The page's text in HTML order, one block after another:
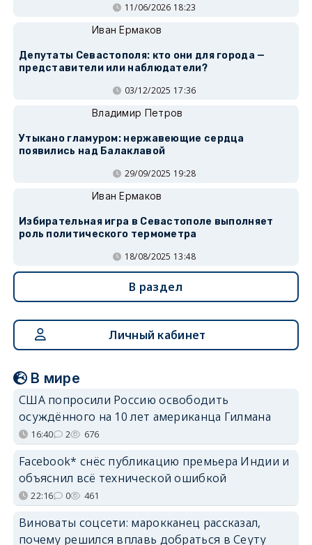
11/06/2026 18:23
Иван Ермаков
Депутаты Севастополя: кто они для города —
представители или наблюдатели?
03/12/2025 17:36
Владимир Петров
Утыкано гламуром: нержавеющие сердца
появились над Балаклавой
29/09/2025 19:28
Иван Ермаков
Избирательная игра в Севастополе выполняет
роль политического термометра
18/08/2025 13:48
В раздел
Личный кабинет
В мире
США попросили Россию освободить
осуждённого на 10 лет американца Гилмана
16:40 2 676
Facebook* снёс публикацию премьера Индии и
объяснил всё технической ошибкой
22:16 0 461
Виноваты соцсети: марокканец рассказал,
почему решился вплавь добраться в Сеуту